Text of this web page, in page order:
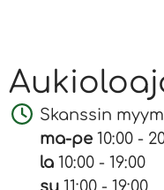
Skanssin
ma-pe 10:00 -
la 10:00 - 19:00